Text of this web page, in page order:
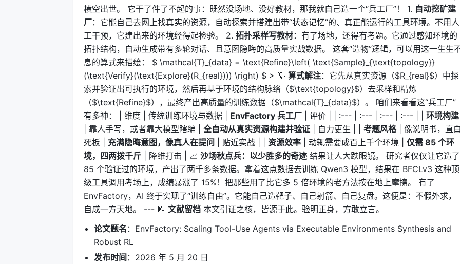
横空出世。 它干了件了不起的事：既然没场地、没好教材，那我就自己造一个“兵工厂”！ 1. 自动挖矿建
厂：它能自己去网上找真实的资源，自动探索并搭建出带“状态记忆”的、真正能运行的工具环境。不用人
工干预，它建出来的环境经得起检验。 2. 拓扑采样写教材：有了场地，还得有考题。它通过感知环境的
拓扑结构，自动生成带有多轮对话、且意图隐晦的高质量实战数据。 这套“造物”逻辑，可以用这一生生
息的算式来描绘： $ \mathcal{T}_{data} = \text{Refine}\left( \text{Sample}_{\text{topology}}
(\text{Verify}(\text{Explore}(R_{real}))) \right) $ > 💡 算式解注：它先从真实资源（$R_{real}$）中探
索并验证出可执行的环境，然后再基于环境的结构脉络（$\text{topology}$）去采样和精炼
（$\text{Refine}$），最终产出高质量的训练数据（$\mathcal{T}_{data}$）。 咱们来看看这“兵工厂”
有多神： | 维度 | 传统训练环境与数据 | EnvFactory 兵工厂 | 评价 | | :--- | :--- | :--- | :--- | | 环境构建
| 靠人手写，或者靠大模型瞎编 | 全自动从真实资源构建并验证 | 自力更生 | | 考题风格| 像说明书，直
死板 | 充满隐晦意图，像真人在提问 | 贴近实战 | | 资源效率 | 动辄需要成百上千个环境 | 仅需 85 个环
境，四两拨千斤 | 降维打击 | 📈 沙场秋点兵：以少胜多的奇迹 结果让人大跌眼镜。 研究者仅仅让它造了
85 个验证过的环境，产出了两千多条数据。拿着这点数据去训练 Qwen3 模型，结果在 BFCLv3 这种顶
级工具调用考场上，成绩暴涨了 15%！把那些用了比它多 5 倍环境的老方法按在地上摩擦。 有了
EnvFactory，AI 终于实现了“训练自由”。它能自己造靶子、自己射箭、自己复盘。这便是：不假外求，
自成一方天地。 --- 📝 文献留档 本文引证之核，皆源于此。验明正身，方敢立言。
论文题名 ：EnvFactory: Scaling Tool-Use Agents via Executable Environments Synthesis and
Robust RL
发布时间 ：2026 年 5 月 20 日